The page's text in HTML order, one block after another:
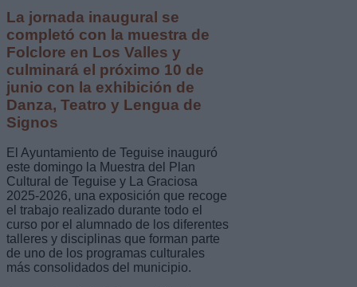
La jornada inaugural se
completó con la muestra de
Folclore en Los Valles y
culminará el próximo 10 de
junio con la exhibición de
Danza, Teatro y Lengua de
Signos
El Ayuntamiento de Teguise inauguró
este domingo la Muestra del Plan
Cultural de Teguise y La Graciosa
2025-2026, una exposición que recoge
el trabajo realizado durante todo el
curso por el alumnado de los diferentes
talleres y disciplinas que forman parte
de uno de los programas culturales
más consolidados del municipio.